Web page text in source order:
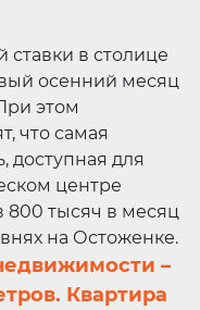
ставки в столице
осенний месяц
этом
что самая
доступная для
центре
800 тысяч в месяц
на Остоженке.
–
Квартира